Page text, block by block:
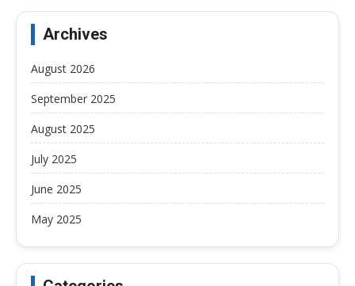
Archives
August 2026
September 2025
August 2025
July 2025
June 2025
May 2025